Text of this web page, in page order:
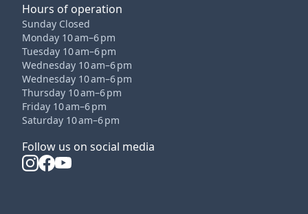
Hours of operation
Sunday Closed
Monday 10 am–6 pm
Tuesday 10 am–6 pm
Wednesday 10 am–6 pm
Wednesday 10 am–6 pm
Thursday 10 am–6 pm
Friday 10 am–6 pm
Saturday 10 am–6 pm
Follow us on social media